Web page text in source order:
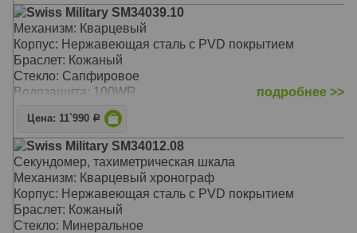
Swiss Military SM34039.10
Механизм: Кварцевый
Корпус: Нержавеющая сталь с PVD покрытием
Браслет: Кожаный
Стекло: Сапфировое
Водозащита: 100WR
подробнее >>
Цена: 11`990 Р
Swiss Military SM34012.08
Секундомер, тахиметрическая шкала
Механизм: Кварцевый хронограф
Корпус: Нержавеющая сталь с PVD покрытием
Браслет: Кожаный
Стекло: Минеральное